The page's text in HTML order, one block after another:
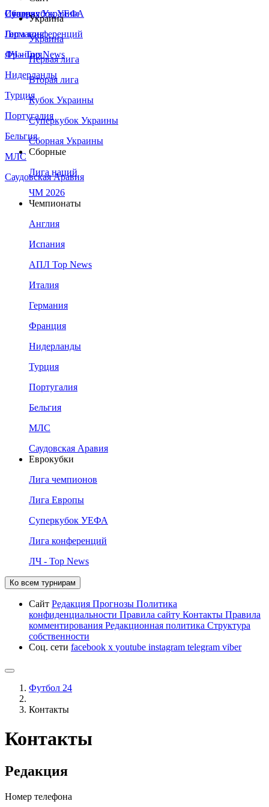
Сборная Украины
Италия
Германия
Франция
Нидерланды
Турция
Португалия
Бельгия
МЛС
Саудовская Аравия
Суперкубок УЕФА
Лига конференций
ЛЧ - Top News
Украина
Украина
Первая лига
Вторая лига
Кубок Украины
Суперкубок Украины
Сборная Украины
Сборные
Лига наций
ЧМ 2026
Чемпионаты
Англия
Испания
АПЛ Top News
Италия
Германия
Франция
Нидерланды
Турция
Португалия
Бельгия
МЛС
Саудовская Аравия
Еврокубки
Лига чемпионов
Лига Европы
Суперкубок УЕФА
Лига конференций
ЛЧ - Top News
Ко всем турнирам
Сайт Редакция Прогнозы Политика
конфиденциальности Правила сайту Контакты Правила
комментирования Редакционная политика Структура
собственности
Соц. сети facebook x youtube instagram telegram viber
Футбол 24
Контакты
Контакты
Редакция
Номер телефона